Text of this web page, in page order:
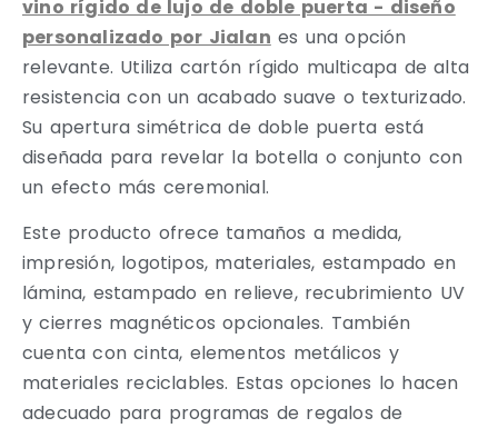
vino rígido de lujo de doble puerta - diseño
personalizado por Jialan es una opción
relevante. Utiliza cartón rígido multicapa de alta
resistencia con un acabado suave o texturizado.
Su apertura simétrica de doble puerta está
diseñada para revelar la botella o conjunto con
un efecto más ceremonial.
Este producto ofrece tamaños a medida,
impresión, logotipos, materiales, estampado en
lámina, estampado en relieve, recubrimiento UV
y cierres magnéticos opcionales. También
cuenta con cinta, elementos metálicos y
materiales reciclables. Estas opciones lo hacen
adecuado para programas de regalos de